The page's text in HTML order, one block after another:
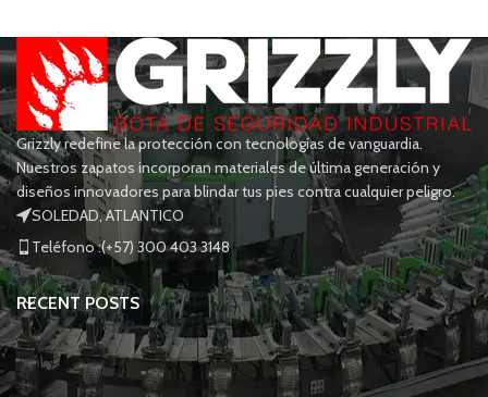
Grizzly redefine la protección con tecnologías de vanguardia.
Nuestros zapatos incorporan materiales de última generación y
diseños innovadores para blindar tus pies contra cualquier peligro.
SOLEDAD, ATLANTICO
Teléfono :(+57) 300 403 3148
RECENT POSTS